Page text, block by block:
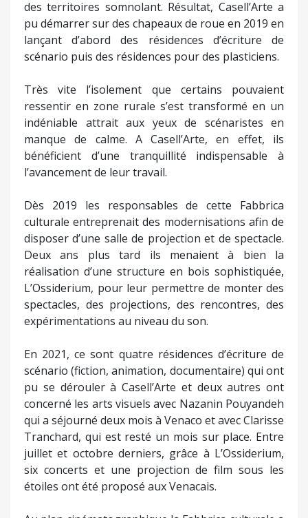
des territoires somnolant. Résultat, Casell’Arte a
pu démarrer sur des chapeaux de roue en 2019 en
lançant d’abord des résidences d’écriture de
scénario puis des résidences pour des plasticiens.
Très vite l’isolement que certains pouvaient
ressentir en zone rurale s’est transformé en un
indéniable attrait aux yeux de scénaristes en
manque de calme. A Casell’Arte, en effet, ils
bénéficient d’une tranquillité indispensable à
l’avancement de leur travail.
Dès 2019 les responsables de cette Fabbrica
culturale entreprenait des modernisations afin de
disposer d’une salle de projection et de spectacle.
Deux ans plus tard ils menaient à bien la
réalisation d’une structure en bois sophistiquée,
L’Ossiderium, pour leur permettre de monter des
spectacles, des projections, des rencontres, des
expérimentations au niveau du son.
En 2021, ce sont quatre résidences d’écriture de
scénario (fiction, animation, documentaire) qui ont
pu se dérouler à Casell’Arte et deux autres ont
concerné les arts visuels avec Nazanin Pouyandeh
qui a séjourné deux mois à Venaco et avec Clarisse
Tranchard, qui est resté un mois sur place. Entre
juillet et octobre derniers, grâce à L’Ossiderium,
six concerts et une projection de film sous les
étoiles ont été proposé aux Venacais.